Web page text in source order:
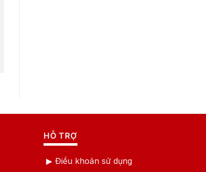
HỖ TRỢ
Điều khoản sử dụng